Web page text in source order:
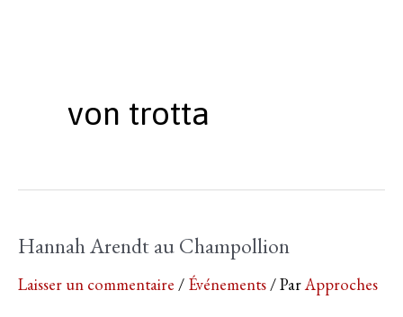
von trotta
Hannah Arendt au Champollion
Laisser un commentaire / Événements/ ParApproches